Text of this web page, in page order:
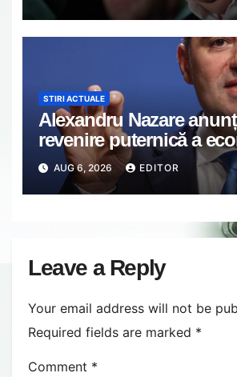
STIRI ACTUALE
Alexandru Nazare
revenire puternică a
2027: Inflația va
va crește
AUG 6, 2026 EDITOR
Leave a Reply
Your email address will not be
Required fields are marked *
Comment *